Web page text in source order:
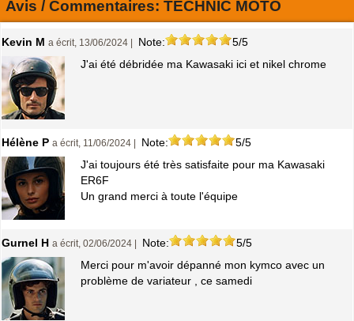
Avis / Commentaires: TECHNIC MOTO
Kevin M a écrit, 13/06/2024 | Note:
5/5
J'ai été débridée ma Kawasaki ici et nikel chrome
Hélène P a écrit, 11/06/2024 | Note:
5/5
J'ai toujours été très satisfaite pour ma Kawasaki
ER6F
Un grand merci à toute l'équipe
Gurnel H a écrit, 02/06/2024 | Note:
5/5
Merci pour m'avoir dépanné mon kymco avec un
problème de variateur , ce samedi